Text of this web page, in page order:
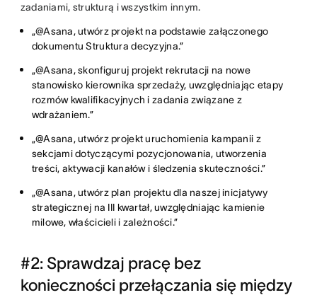
zadaniami, strukturą i wszystkim innym.
„@Asana, utwórz projekt na podstawie załączonego
dokumentu Struktura decyzyjna.”
„@Asana, skonfiguruj projekt rekrutacji na nowe
stanowisko kierownika sprzedaży, uwzględniając etapy
rozmów kwalifikacyjnych i zadania związane z
wdrażaniem.”
„@Asana, utwórz projekt uruchomienia kampanii z
sekcjami dotyczącymi pozycjonowania, utworzenia
treści, aktywacji kanałów i śledzenia skuteczności.”
„@Asana, utwórz plan projektu dla naszej inicjatywy
strategicznej na III kwartał, uwzględniając kamienie
milowe, właścicieli i zależności.”
#2: Sprawdzaj pracę bez
konieczności przełączania się między